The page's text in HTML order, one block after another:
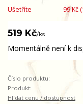
Ušetříte 99 Kč (
519 Kč/ks
Momentálně není k
Číslo produktu:
Produkt:
Hlídat cenu / dostupnost